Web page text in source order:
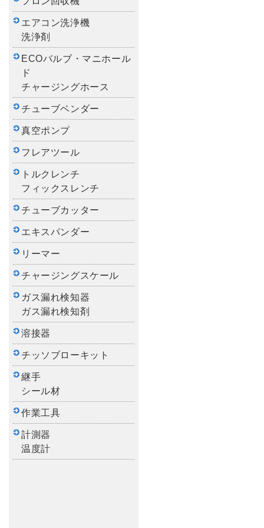
エアコン洗浄機
洗浄剤
ECOバルブ・マニホール
ド
チャージングホース
チューブベンダー
真空ポンプ
フレアツール
トルクレンチ
フィックスレンチ
チューブカッター
エキスパンダー
リーマー
チャージングスケール
ガス漏れ検知器
ガス漏れ検知剤
溶接器
チッソブローキット
継手
シール材
作業工具
計測器
温度計